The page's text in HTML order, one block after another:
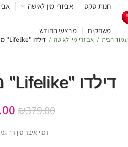
חנות סקס אביזרי מין לאישה
משחקים מבצעי החודש
עמוד הבית אביזרי מין לאישה דילדו "Lifelike" מסיליקון "8.7
דילדו "Lifelike" מסיליקון "8.7
₪379.00
דמוי איבר מין רך